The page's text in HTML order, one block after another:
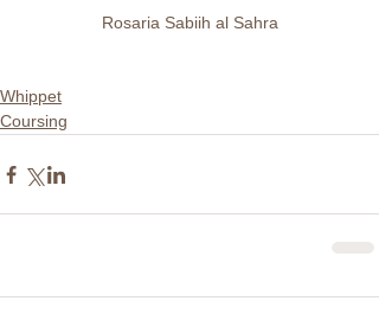
Rosaria Sabiih al Sahra
Whippet
Coursing